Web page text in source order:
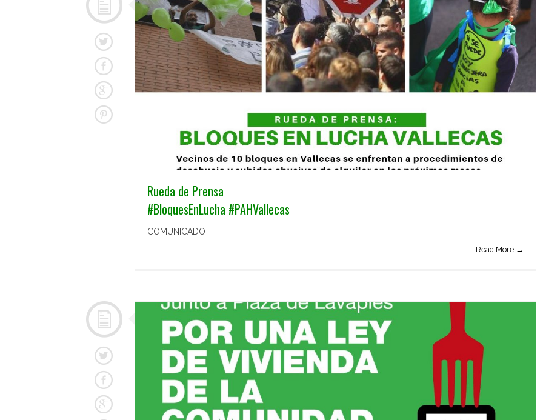
Rueda de Prensa
#BloquesEnLucha #PAHVallecas
COMUNICADO
Read More →